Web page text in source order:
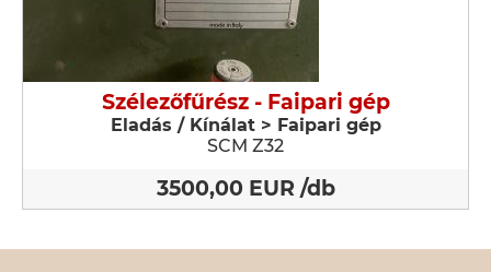
Szélezőfűrész - Faipari gép
Eladás / Kínálat > Faipari gép
SCM Z32
3500,00 EUR /db